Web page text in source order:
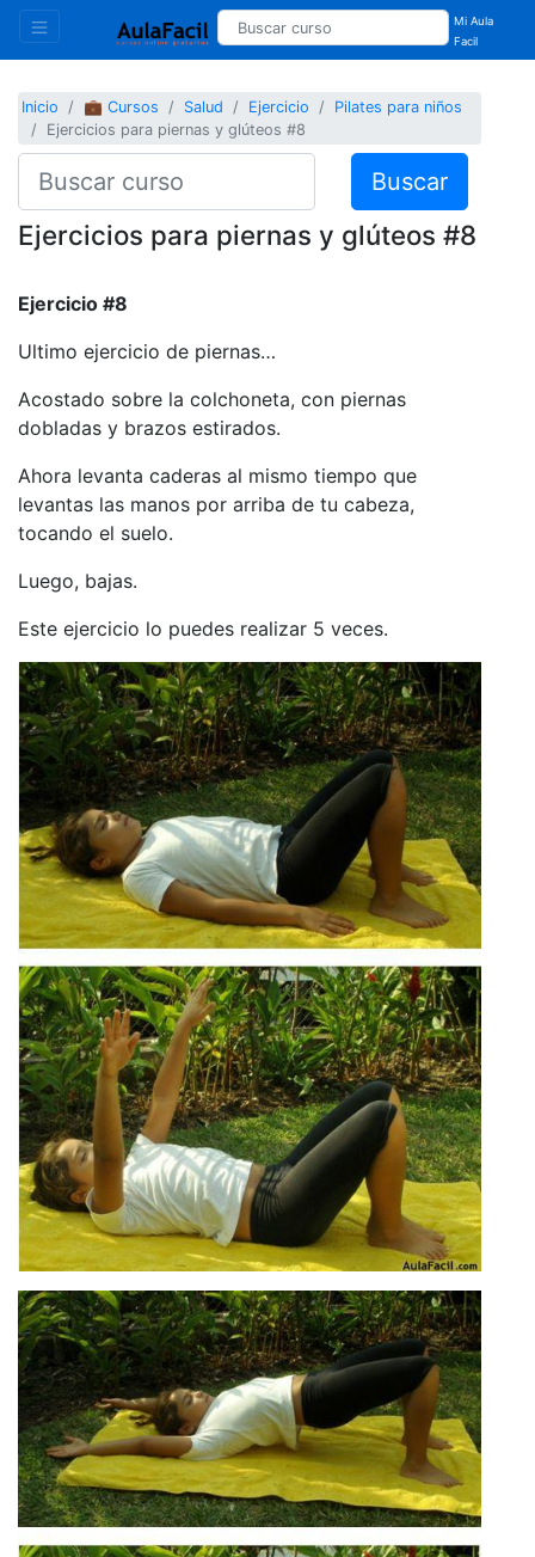
Mi Aula
Facil
Inicio 💼 Cursos Salud Ejercicio
Pilates para niños
Ejercicios para piernas y glúteos #8
Buscar
Ejercicios para piernas y glúteos #8
Ejercicio #8
Ultimo ejercicio de piernas…
Acostado sobre la colchoneta, con piernas
dobladas y brazos estirados.
Ahora levanta caderas al mismo tiempo que
levantas las manos por arriba de tu cabeza,
tocando el suelo.
Luego, bajas.
Este ejercicio lo puedes realizar 5 veces.